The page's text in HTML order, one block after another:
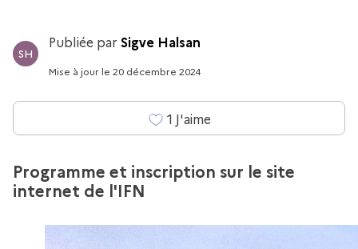
SH
Publiée parSigve Halsan
Mise à jourle 20 décembre 2024
1 J'aime
Programme et inscription sur le site
internet de l'IFN